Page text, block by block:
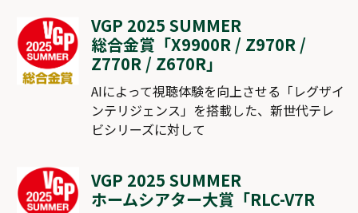
VGP 2025 SUMMER
総合金賞「X9900R / Z970R /
Z770R / Z670R」
AIによって視聴体験を向上させる「レグザイ
ンテリジェンス」を搭載した、新世代テレ
ビシリーズに対して
VGP 2025 SUMMER
ホームシアター大賞「RLC-V7R